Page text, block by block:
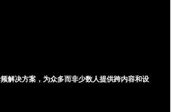
解决方案，为众多而非少数人提供跨内容和设